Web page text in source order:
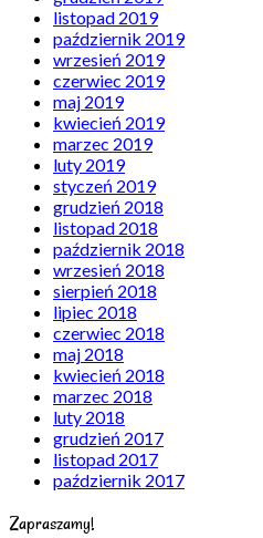
listopad 2019
październik 2019
wrzesień 2019
czerwiec 2019
maj 2019
kwiecień 2019
marzec 2019
luty 2019
styczeń 2019
grudzień 2018
listopad 2018
październik 2018
wrzesień 2018
sierpień 2018
lipiec 2018
czerwiec 2018
maj 2018
kwiecień 2018
marzec 2018
luty 2018
grudzień 2017
listopad 2017
październik 2017
Zapraszamy!